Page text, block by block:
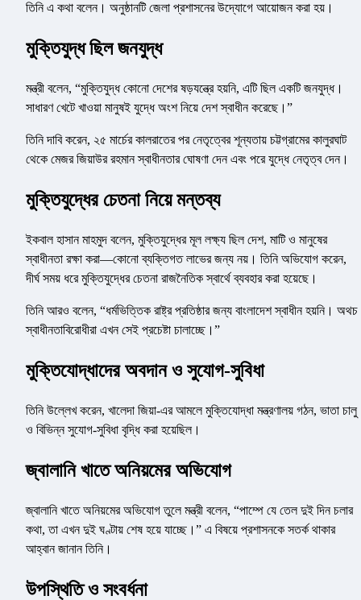
তিনি এ কথা বলেন। অনুষ্ঠানটি জেলা প্রশাসনের উদ্যোগে আয়োজন করা হয়।
মুক্তিযুদ্ধ ছিল জনযুদ্ধ
মন্ত্রী বলেন, “মুক্তিযুদ্ধ কোনো দেশের ষড়যন্ত্রে হয়নি, এটি ছিল একটি জনযুদ্ধ।
সাধারণ খেটে খাওয়া মানুষই যুদ্ধে অংশ নিয়ে দেশ স্বাধীন করেছে।”
তিনি দাবি করেন, ২৫ মার্চের কালরাতের পর নেতৃত্বের শূন্যতায় চট্টগ্রামের কালুরঘাট
থেকে মেজর জিয়াউর রহমান স্বাধীনতার ঘোষণা দেন এবং পরে যুদ্ধে নেতৃত্ব দেন।
মুক্তিযুদ্ধের চেতনা নিয়ে মন্তব্য
ইকবাল হাসান মাহমুদ বলেন, মুক্তিযুদ্ধের মূল লক্ষ্য ছিল দেশ, মাটি ও মানুষের
স্বাধীনতা রক্ষা করা—কোনো ব্যক্তিগত লাভের জন্য নয়। তিনি অভিযোগ করেন,
দীর্ঘ সময় ধরে মুক্তিযুদ্ধের চেতনা রাজনৈতিক স্বার্থে ব্যবহার করা হয়েছে।
তিনি আরও বলেন, “ধর্মভিত্তিক রাষ্ট্র প্রতিষ্ঠার জন্য বাংলাদেশ স্বাধীন হয়নি। অথচ
স্বাধীনতাবিরোধীরা এখন সেই প্রচেষ্টা চালাচ্ছে।”
মুক্তিযোদ্ধাদের অবদান ও সুযোগ-সুবিধা
তিনি উল্লেখ করেন, খালেদা জিয়া-এর আমলে মুক্তিযোদ্ধা মন্ত্রণালয় গঠন, ভাতা চালু
ও বিভিন্ন সুযোগ-সুবিধা বৃদ্ধি করা হয়েছিল।
জ্বালানি খাতে অনিয়মের অভিযোগ
জ্বালানি খাতে অনিয়মের অভিযোগ তুলে মন্ত্রী বলেন, “পাম্পে যে তেল দুই দিন চলার
কথা, তা এখন দুই ঘণ্টায় শেষ হয়ে যাচ্ছে।” এ বিষয়ে প্রশাসনকে সতর্ক থাকার
আহ্বান জানান তিনি।
উপস্থিতি ও সংবর্ধনা